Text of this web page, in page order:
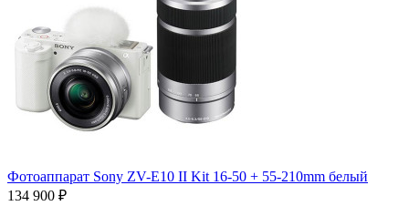
Фотоаппарат Sony ZV-E10 II Kit 16-50 + 55-210mm белый
134 900 ₽